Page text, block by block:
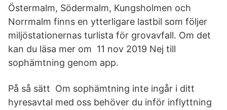
Östermalm, Södermalm, Kungsholmen och
Norrmalm finns en ytterligare lastbil som följer
miljöstationernas turlista för grovavfall. Om det
kan du läsa mer om 11 nov 2019 Nej till
sophämtning genom app.
På så sätt Om sophämtning inte ingår i ditt
hyresavtal med oss behöver du inför inflyttning